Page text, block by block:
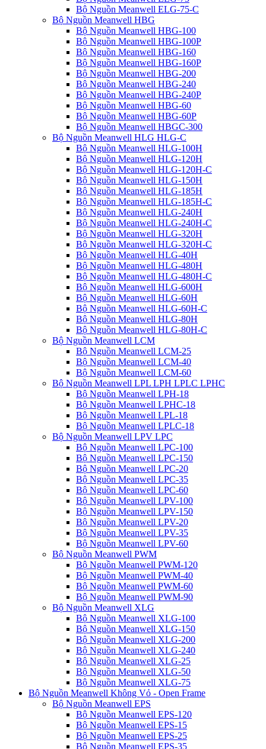
Bộ Nguồn Meanwell ELG-75-C
Bộ Nguồn Meanwell HBG
Bộ Nguồn Meanwell HBG-100
Bộ Nguồn Meanwell HBG-100P
Bộ Nguồn Meanwell HBG-160
Bộ Nguồn Meanwell HBG-160P
Bộ Nguồn Meanwell HBG-200
Bộ Nguồn Meanwell HBG-240
Bộ Nguồn Meanwell HBG-240P
Bộ Nguồn Meanwell HBG-60
Bộ Nguồn Meanwell HBG-60P
Bộ Nguồn Meanwell HBGC-300
Bộ Nguồn Meanwell HLG HLG-C
Bộ Nguồn Meanwell HLG-100H
Bộ Nguồn Meanwell HLG-120H
Bộ Nguồn Meanwell HLG-120H-C
Bộ Nguồn Meanwell HLG-150H
Bộ Nguồn Meanwell HLG-185H
Bộ Nguồn Meanwell HLG-185H-C
Bộ Nguồn Meanwell HLG-240H
Bộ Nguồn Meanwell HLG-240H-C
Bộ Nguồn Meanwell HLG-320H
Bộ Nguồn Meanwell HLG-320H-C
Bộ Nguồn Meanwell HLG-40H
Bộ Nguồn Meanwell HLG-480H
Bộ Nguồn Meanwell HLG-480H-C
Bộ Nguồn Meanwell HLG-600H
Bộ Nguồn Meanwell HLG-60H
Bộ Nguồn Meanwell HLG-60H-C
Bộ Nguồn Meanwell HLG-80H
Bộ Nguồn Meanwell HLG-80H-C
Bộ Nguồn Meanwell LCM
Bộ Nguồn Meanwell LCM-25
Bộ Nguồn Meanwell LCM-40
Bộ Nguồn Meanwell LCM-60
Bộ Nguồn Meanwell LPL LPH LPLC LPHC
Bộ Nguồn Meanwell LPH-18
Bộ Nguồn Meanwell LPHC-18
Bộ Nguồn Meanwell LPL-18
Bộ Nguồn Meanwell LPLC-18
Bộ Nguồn Meanwell LPV LPC
Bộ Nguồn Meanwell LPC-100
Bộ Nguồn Meanwell LPC-150
Bộ Nguồn Meanwell LPC-20
Bộ Nguồn Meanwell LPC-35
Bộ Nguồn Meanwell LPC-60
Bộ Nguồn Meanwell LPV-100
Bộ Nguồn Meanwell LPV-150
Bộ Nguồn Meanwell LPV-20
Bộ Nguồn Meanwell LPV-35
Bộ Nguồn Meanwell LPV-60
Bộ Nguồn Meanwell PWM
Bộ Nguồn Meanwell PWM-120
Bộ Nguồn Meanwell PWM-40
Bộ Nguồn Meanwell PWM-60
Bộ Nguồn Meanwell PWM-90
Bộ Nguồn Meanwell XLG
Bộ Nguồn Meanwell XLG-100
Bộ Nguồn Meanwell XLG-150
Bộ Nguồn Meanwell XLG-200
Bộ Nguồn Meanwell XLG-240
Bộ Nguồn Meanwell XLG-25
Bộ Nguồn Meanwell XLG-50
Bộ Nguồn Meanwell XLG-75
Bộ Nguồn Meanwell Không Vỏ - Open Frame
Bộ Nguồn Meanwell EPS
Bộ Nguồn Meanwell EPS-120
Bộ Nguồn Meanwell EPS-15
Bộ Nguồn Meanwell EPS-25
Bộ Nguồn Meanwell EPS-35